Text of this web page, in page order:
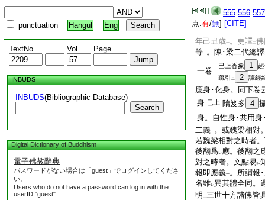
punctuation Hangul Eng
TextNo. Vol. Page
INBUDS
INBUDS(Bibliographic Database)
Search
Digital Dictionary of Buddhism
電子佛教辭典
パスワードがない場合は「guest」でログインしてくださ
い。
Users who do not have a password can log in with the
userID "guest".
555 556 557
点:有/無] [CITE]
卷 乃至 即汎
舶西
廣州刺史穆國公歐
。自
陳永定
年己丑歳一。更譯 二
等一。陳･梁二代總譯
一卷一
已上香象 1
疏引 二 2 譯經
應身･化身。同下卷
身 已上 隋笈多 4
身。自性身･共用身
二義一。或魏梁相對
若魏梁相對之時者
後翻爲レ應。後翻之
對之時者。文點易レ
報即應義一。所謂報
名雖レ異其體全同。
明 三三世十方諸佛皆